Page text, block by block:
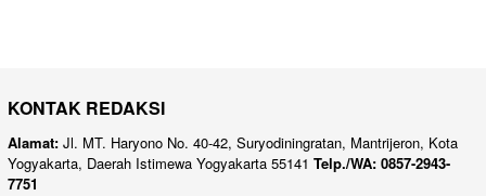
KONTAK REDAKSI
Alamat: Jl. MT. Haryono No. 40-42, Suryodiningratan, Mantrijeron, Kota
Yogyakarta, Daerah Istimewa Yogyakarta 55141 Telp./WA: 0857-2943-
7751